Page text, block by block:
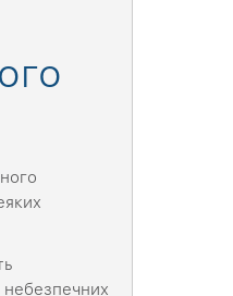
небезпечних